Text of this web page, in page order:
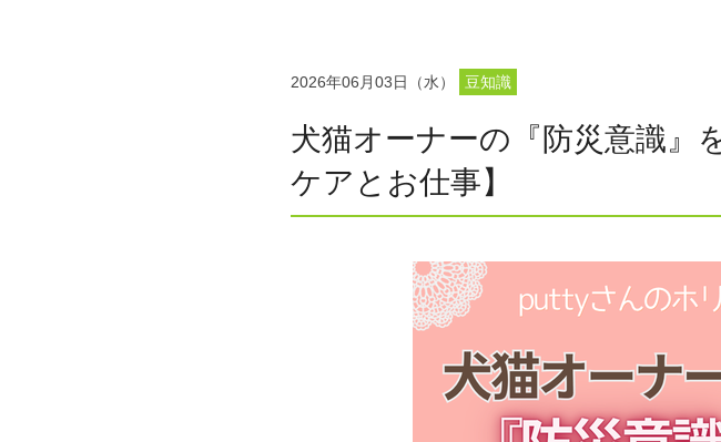
2026年06月03日（水） 豆知識
犬猫オーナーの『防災意識』
ケアとお仕事】